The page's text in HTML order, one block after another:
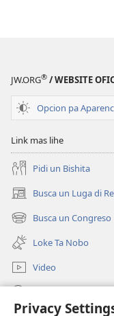
Privacy
JW.ORG® / WEBSITE
Opcion pa
Link mas lihe
Pidi un Bishita
Busca un Luga di
(opens
new
window)
Busca un Congreso
(opens
new
window)
Loke Ta Nobo
Video